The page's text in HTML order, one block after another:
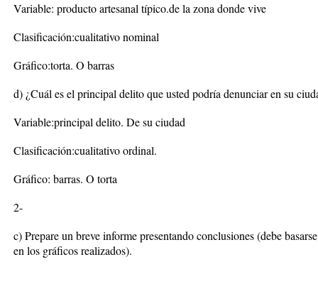
Variable: producto artesanal típico.de la zona donde vive
Clasificación:cualitativo nominal
Gráfico:torta. O barras
d) ¿Cuál es el principal delito que usted podría denunciar en su
Variable:principal delito. De su ciudad
Clasificación:cualitativo ordinal.
Gráfico: barras. O torta
2-
c) Prepare un breve informe presentando conclusiones (debe
en los gráficos realizados).